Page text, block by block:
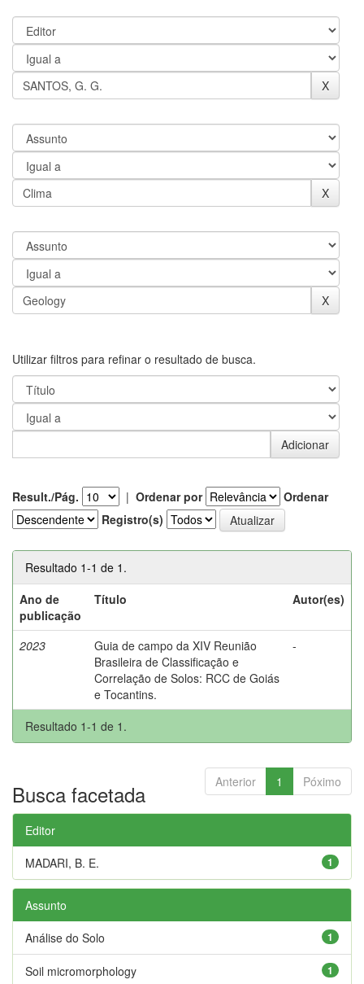
Utilizar filtros para refinar o resultado de busca.
Result./Pág. | Ordenar por
Ordenar
Registro(s)
Resultado 1-1 de 1.
Ano de
publicação
Título Autor(es)
2023
Guia de campo da XIV Reunião
Brasileira de Classificação e
Correlação de Solos: RCC de Goiás
e Tocantins.
-
Resultado 1-1 de 1.
Anterior 1 Póximo
Busca facetada
Editor
1
MADARI, B. E.
Assunto
1
Análise do Solo
1
Soil micromorphology